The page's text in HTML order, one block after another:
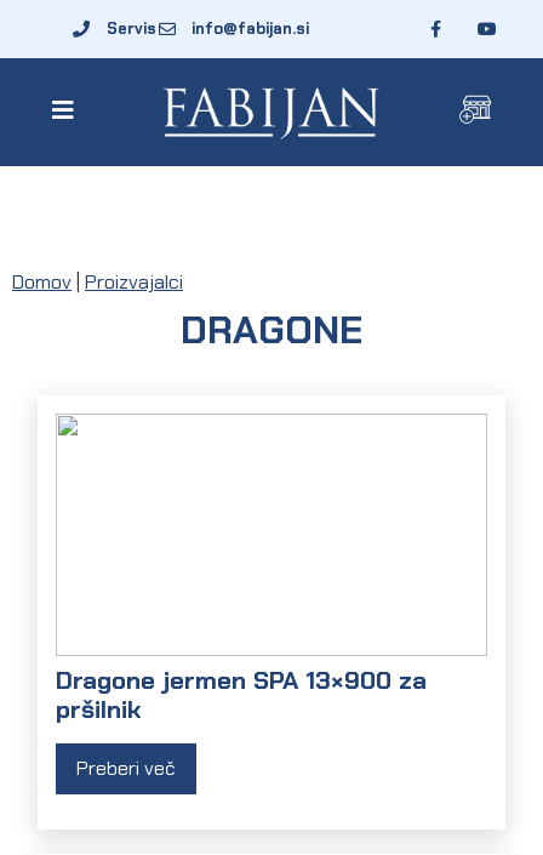
Servis info@fabijan.si
Domov Proizvajalci
DRAGONE
Dragone jermen SPA 13×900 za
pršilnik
Preberi več